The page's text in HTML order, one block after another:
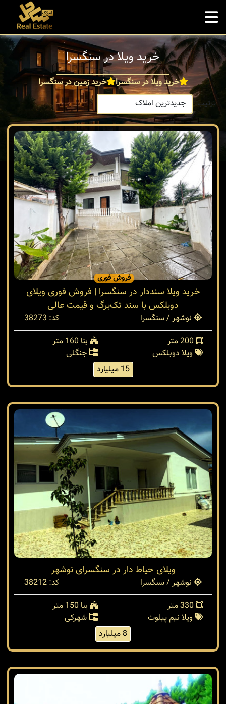
خرید ویلا در سنگسرا
خرید ویلا در سنگسرا
خرید زمین در سنگسرا
ترتیب:
فروش فوری
خرید ویلا سنددار در سنگسرا | فروش فوری ویلای
دوبلکس با سند تک‌برگ و قیمت عالی
نوشهر / سنگسرا
کد: 38273
بنا 160 متر
ویلا دوبلکس
جنگلی
15 میلیارد
ویلای حیاط دار در سنگسرای نوشهر
نوشهر / سنگسرا
کد: 38212
بنا 150 متر
ویلا نیم پیلوت
شهرکی
8 میلیارد